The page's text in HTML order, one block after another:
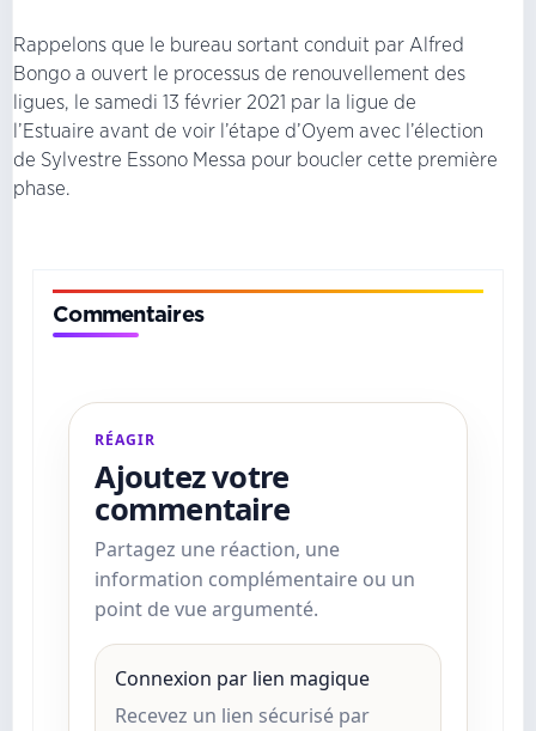
Rappelons que le bureau sortant conduit par Alfred
Bongo a ouvert le processus de renouvellement des
ligues, le samedi 13 février 2021 par la ligue de
l’Estuaire avant de voir l’étape d’Oyem avec l’élection
de Sylvestre Essono Messa pour boucler cette première
phase.
Commentaires
RÉAGIR
Ajoutez votre
commentaire
Partagez une réaction, une
information complémentaire ou un
point de vue argumenté.
Connexion par lien magique
Recevez un lien sécurisé par